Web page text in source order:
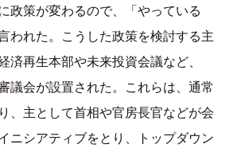
政策が変わるので、「やっている
われた。こうした政策を検討する主
済再生本部や未来投資会議など、
議会が設置された。これらは、通常
、主として首相や官房長官などが会
ニシアティブをとり、トップダウン